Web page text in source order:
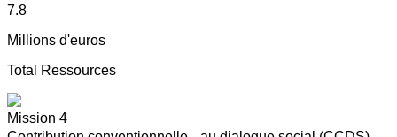
7.8
Millions d'euros
Total Ressources
Mission 4